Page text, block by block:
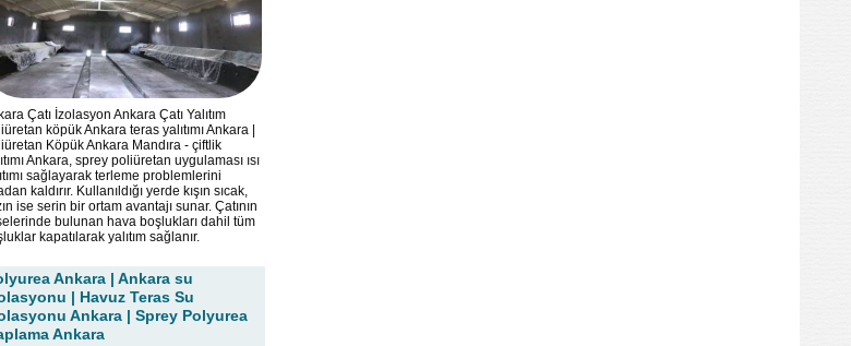
Çatı İzolasyon Ankara Çatı Yalıtım
köpük Ankara teras yalıtımı Ankara |
Köpük Ankara Mandıra - çiftlik
Ankara, sprey poliüretan uygulaması ısı
sağlayarak terleme problemlerini
kaldırır. Kullanıldığı yerde kışın sıcak,
ise serin bir ortam avantajı sunar. Çatının
bulunan hava boşlukları dahil tüm
kapatılarak yalıtım sağlanır.
Ankara | Ankara su
| Havuz Teras Su
Ankara | Sprey Polyurea
Ankara